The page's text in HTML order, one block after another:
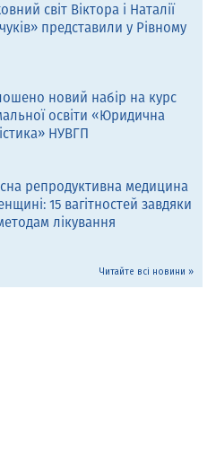
світ Віктора і Наталії
представили у Рівному
новий набір на курс
освіти «Юридична
НУВГП
репродуктивна медицина
15 вагітностей завдяки
лікування
Читайте всі новини »